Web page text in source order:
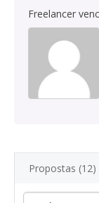
Freelancer
Propostas (12)